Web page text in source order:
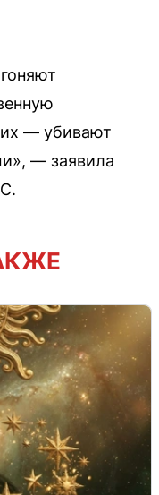
— убивают
— заявила